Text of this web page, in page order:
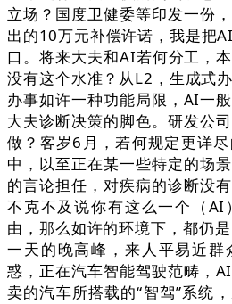
立场？国度卫健委等印发一份
出的10万元补偿许诺，我是把
口。将来大夫和AI若何分工，
没有这个水准？从L2，生成式
办事如许一种功能局限，AI一
大夫诊断决策的脚色。研发公
做？客岁6月，若何规定更详
中，以至正在某一些特定的场
的言论担任，对疾病的诊断没
不克不及说你有这么一个（AI
由，那么如许的环境下，都仍
一天的晚高峰，来人平易近群
惑，正在汽车智能驾驶范畴，
卖的汽车所搭载的“智驾”系统